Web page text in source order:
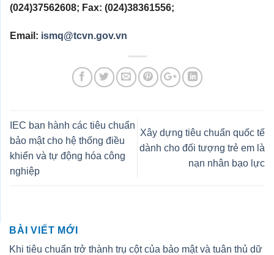
BÀI VIẾT MỚI
Khi tiêu chuẩn trở thành trụ cột của bảo mật và tuân thủ dữ
(024)37562608; Fax: (024)38361556;
Email: ismq@tcvn.gov.vn
IEC ban hành các tiêu chuẩn
bảo mật cho hệ thống điều
khiển và tự động hóa công
nghiệp
Xây dựng tiêu chuẩn quốc tế
dành cho đối tượng trẻ em là
nạn nhân bạo lực